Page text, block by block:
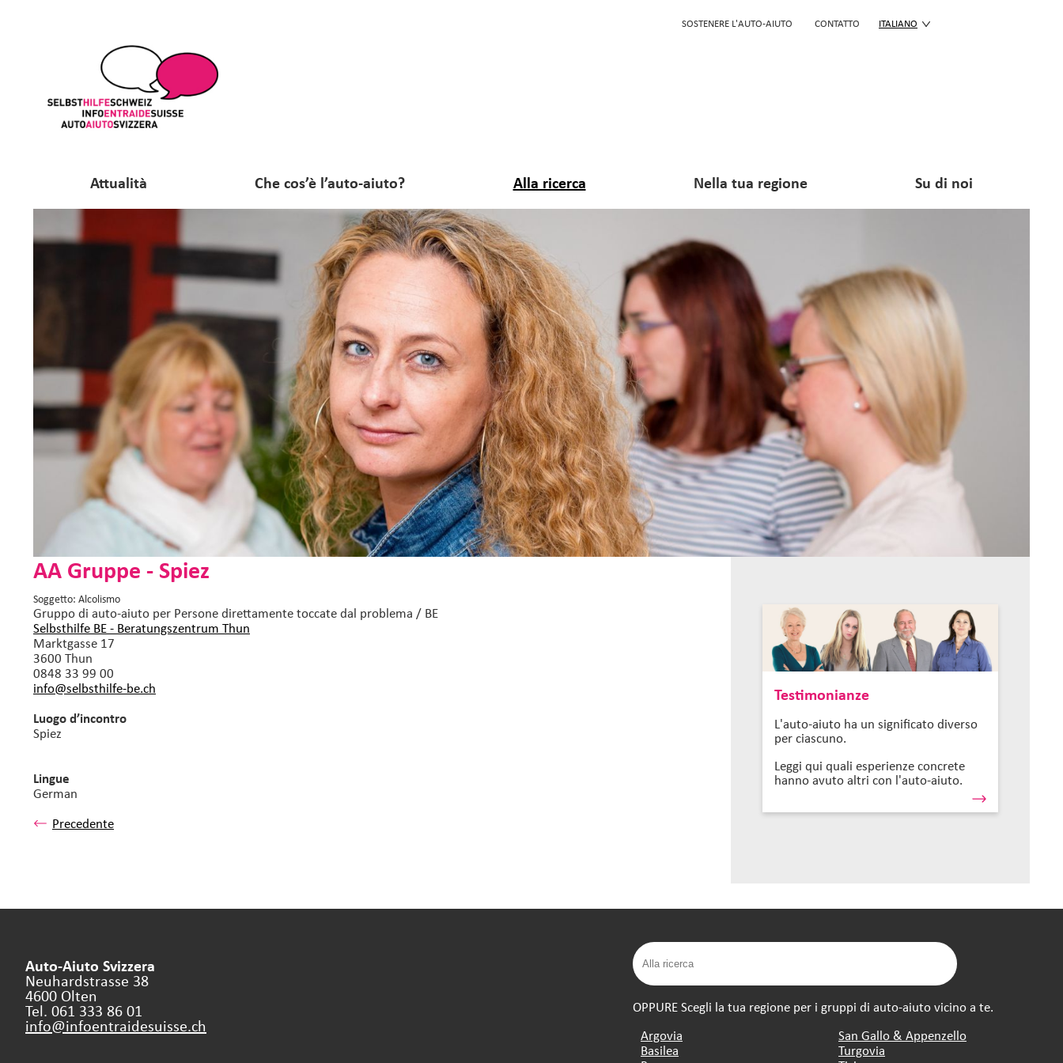
SOSTENERE L'AUTO-AIUTO CONTATTO ITALIANO
Attualità Che cos’è l’auto-aiuto? Alla ricerca Nella tua regione Su di noi
AA Gruppe - Spiez
Soggetto: Alcolismo
Gruppo di auto-aiuto per Persone direttamente toccate dal problema / BE
Selbsthilfe BE - Beratungszentrum Thun
Marktgasse 17
3600 Thun
0848 33 99 00
info@selbsthilfe-be.ch
Luogo d’incontro
Spiez
Lingue
German
Precedente
Testimonianze
L'auto-aiuto ha un significato diverso
per ciascuno.
Leggi qui quali esperienze concrete
hanno avuto altri con l'auto-aiuto.
Auto-Aiuto Svizzera
Neuhardstrasse 38
4600 Olten
Tel. 061 333 86 01
info@infoentraidesuisse.ch
OPPURE Scegli la tua regione per i gruppi di auto-aiuto vicino a te.
Argovia
Basilea
San Gallo & Appenzello
Turgovia